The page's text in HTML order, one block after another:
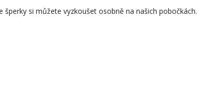
šperky si můžete vyzkoušet osobně na našich pobočkách.